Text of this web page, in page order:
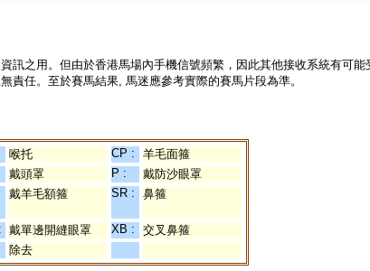
訊之用。但由於香港馬場內手機信號頻繁，因此其他接收系統有可
責任。至於賽馬結果, 馬迷應參考實際的賽馬片段為準。
喉托 CP :
羊毛面箍
戴頭罩 P :
戴防沙眼罩
戴羊毛額箍 SR : 鼻箍
戴單邊開縫眼罩 XB :
交叉鼻箍
除去